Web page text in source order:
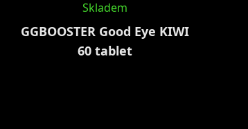
GGBOOSTER Good Eye KIWI
60 tablet
Skladem